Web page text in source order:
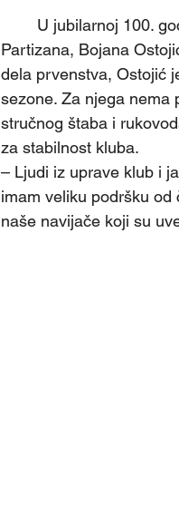
Partizana, Bojana
dela prvenstva, Ostojić
sezone. Za njega nema
stručnog štaba i
za stabilnost kluba.
– Ljudi iz uprave klub i
imam veliku podršku
naše navijače koji su